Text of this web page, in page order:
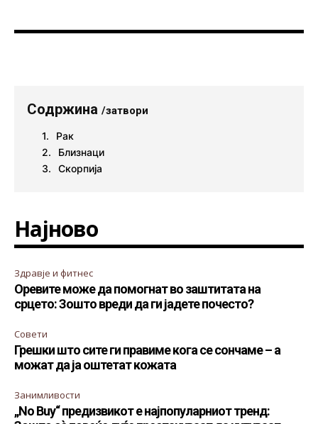
Содржина /затвори
Рак
Близнаци
Скорпија
Најново
Здравје и фитнес
Оревите може да помогнат во заштитата на
срцето: Зошто вреди да ги јадете почесто?
Совети
Грешки што сите ги правиме кога се сончаме – а
можат да ја оштетат кожата
Занимливости
„No Buy“ предизвикот е најпопуларниот тренд: